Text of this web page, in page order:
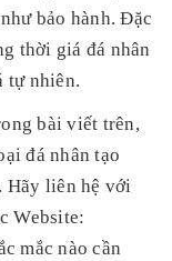
bảo hành. Đặc
thời giá đá nhân
tự nhiên.
bài viết trên,
đá nhân tạo
Hãy liên hệ với
Website:
mắc nào cần